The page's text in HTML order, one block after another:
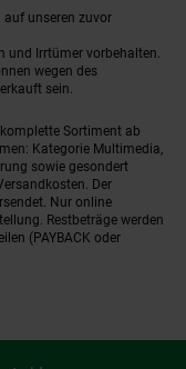
auf unseren zuvor
und Irrtümer vorbehalten.
wegen des
sein.
Sortiment ab
Kategorie Multimedia,
sowie gesondert
Der
Nur online
Restbeträge werden
(PAYBACK oder